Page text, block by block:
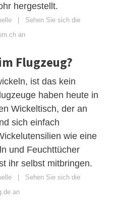
hergestellt.
| Sehen Sie sich die
an
Flugzeug?
ist das kein
haben heute in
Wickeltisch, der an
sich einfach
wie eine
und Feuchttücher
ihr selbst mitbringen.
| Sehen Sie sich die
an